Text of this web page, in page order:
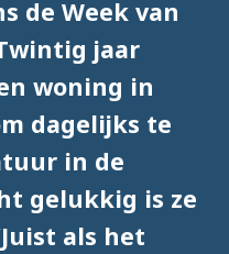
de Week van
jaar
woning in
dagelijks te
in de
gelukkig is ze
als het